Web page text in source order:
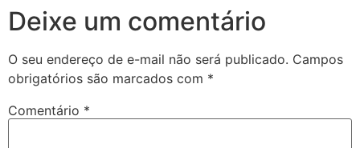
Deixe um comentário
O seu endereço de e-mail não será publicado. Campos
obrigatórios são marcados com *
Comentário *